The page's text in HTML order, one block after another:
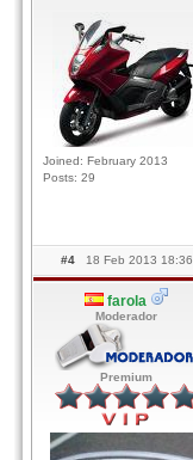
Joined: February 2013
Posts: 29
#4 18 Feb 2013 18:36
farola
Moderador
Premium